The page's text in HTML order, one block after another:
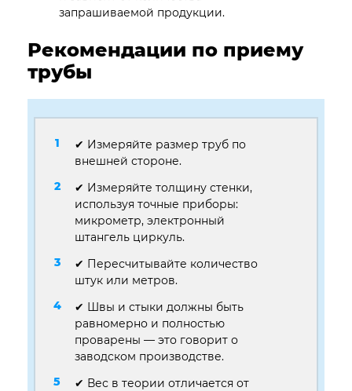
запрашиваемой продукции.
Рекомендации по приему
трубы
✔ Измеряйте размер труб по
внешней стороне.
✔ Измеряйте толщину стенки,
используя точные приборы:
микрометр, электронный
штангель циркуль.
✔ Пересчитывайте количество
штук или метров.
✔ Швы и стыки должны быть
равномерно и полностью
проварены — это говорит о
заводском производстве.
✔ Вес в теории отличается от